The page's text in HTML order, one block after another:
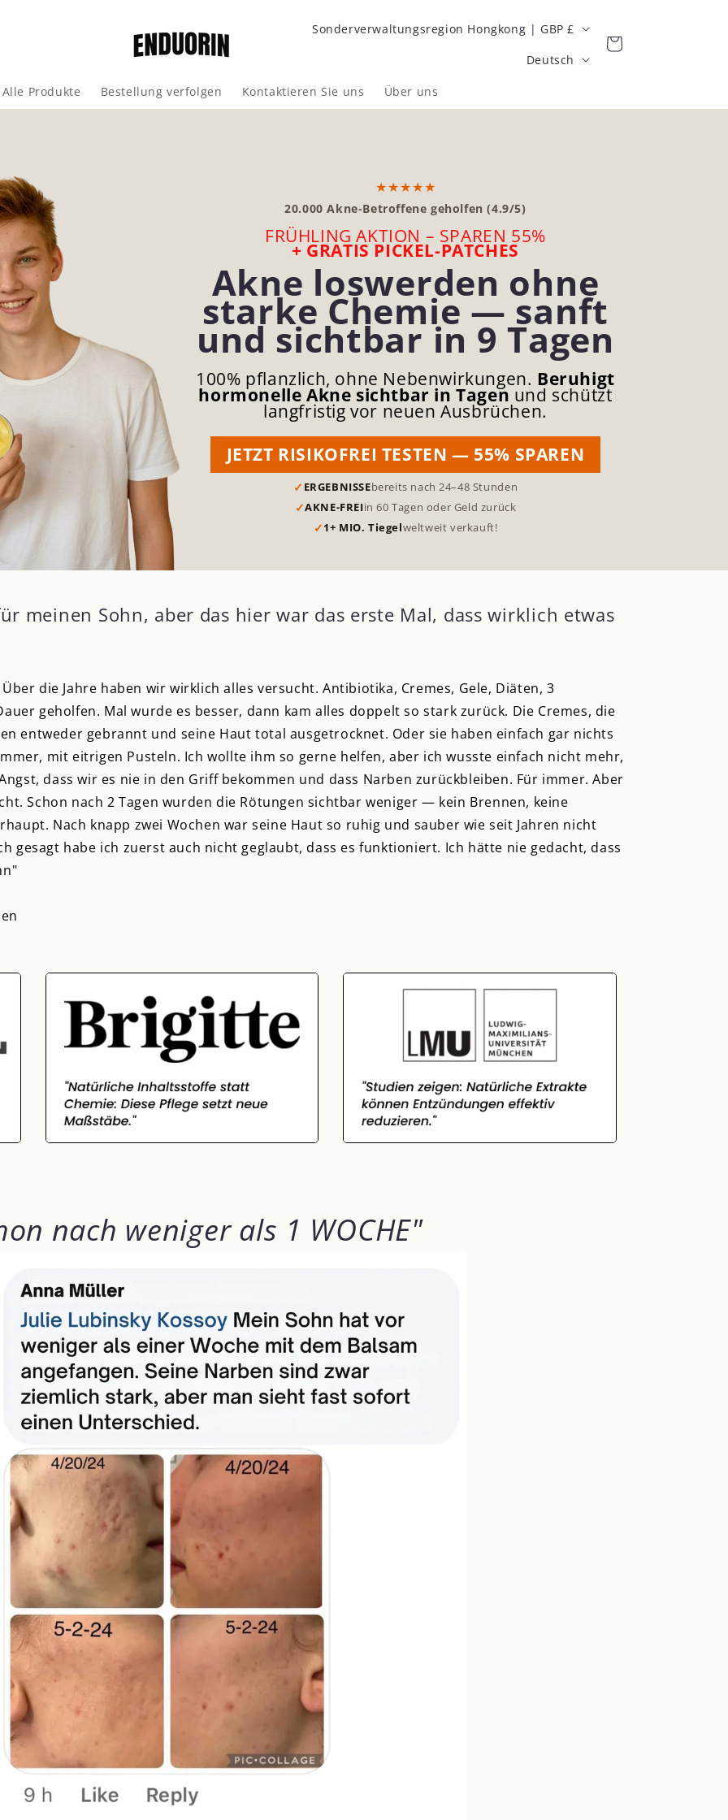
Alle Produkte Bestellung verfolgen Kontaktieren Sie uns Über uns
L
n
d
e
g
i
o
n
Sonderverwaltungsregion Hongkong | GBP £
S
r
h
e
Deutsch
Warenkorb
★★★★★
20.000 Akne-Betroffene geholfen (4.9/5)
FRÜHLING AKTION – SPAREN 55%
+ GRATIS PICKEL-PATCHES
Akne loswerden ohne
starke Chemie — sanft
und sichtbar in 9 Tagen
100% pflanzlich, ohne Nebenwirkungen. Beruhigt
hormonelle Akne sichtbar in Tagen und schützt
langfristig vor neuen Ausbrüchen.
JETZT RISIKOFREI TESTEN — 55% SPAREN
✓ ERGEBNISSEbereits nach 24–48 Stunden
✓AKNE-FREIin 60 Tagen oder Geld zurück
✓1+ MIO. Tiegelweltweit verkauft!
meinen Sohn, aber das hier war das erste Mal, dass wirklich etwas
die Jahre haben wir wirklich alles versucht. Antibiotika, Cremes, Gele, Diäten, 3
geholfen. Mal wurde es besser, dann kam alles doppelt so stark zurück. Die Cremes, die
entweder gebrannt und seine Haut total ausgetrocknet. Oder sie haben einfach gar nichts
mit eitrigen Pusteln. Ich wollte ihm so gerne helfen, aber ich wusste einfach nicht mehr,
dass wir es nie in den Griff bekommen und dass Narben zurückbleiben. Für immer. Aber
Schon nach 2 Tagen wurden die Rötungen sichtbar weniger — kein Brennen, keine
Nach knapp zwei Wochen war seine Haut so ruhig und sauber wie seit Jahren nicht
gesagt habe ich zuerst auch nicht geglaubt, dass es funktioniert. Ich hätte nie gedacht, dass
nach weniger als 1 WOCHE"